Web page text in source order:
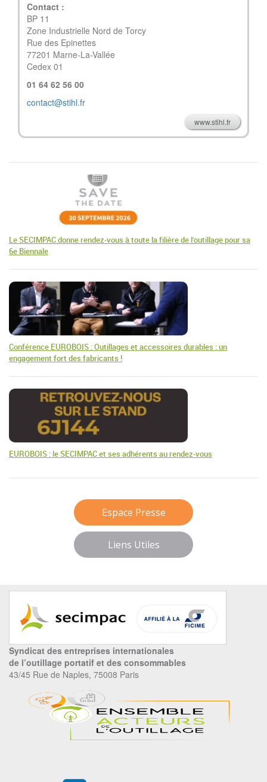
Contact :
BP 11
Zone Industrielle Nord de Torcy
Rue des Epinettes
77201 Marne-La-Vallée
Cedex 01
01 64 62 56 00
contact@stihl.fr
www.stihl.fr
Le SECIMPAC donne rendez-vous à toute la filière de l’outillage pour sa
6e Biennale
Conférence EUROBOIS : Outillages et accessoires durables : un
engagement fort des fabricants !
EUROBOIS : le SECIMPAC et ses adhérents au rendez-vous
Espace Presse
Liens Utiles
Syndicat des entreprises internationales
de l’outillage portatif et des consommables
43/45 Rue de Naples, 75008 Paris